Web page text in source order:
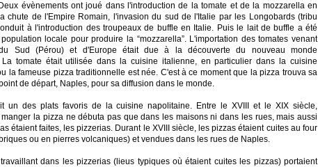
évènements ont joué dans l'introduction de la tomate et de la mozzarella en
chute de l'Empire Romain, l'invasion du sud de l'Italie par les Longobards (tribu
à l'introduction des troupeaux de buffle en Italie. Puis le lait de buffle a été
locale pour produire la “mozzarella”. L'importation des tomates venant
Sud (Pérou) et d'Europe était due à la découverte du nouveau monde
La tomate était utilisée dans la cuisine italienne, en particulier dans la cuisine
la fameuse pizza traditionnelle est née. C'est à ce moment que la pizza trouva sa
de départ, Naples, pour sa diffusion dans le monde.
un des plats favoris de la cuisine napolitaine. Entre le XVIII et le XIX siècle,
manger la pizza ne débuta pas que dans les maisons ni dans les rues, mais aussi
étaient faites, les pizzerias. Durant le XVIII siècle, les pizzas étaient cuites au four
ou en pierres volcaniques) et vendues dans les rues de Naples.
dans les pizzerias (lieus typiques où étaient cuites les pizzas) portaient